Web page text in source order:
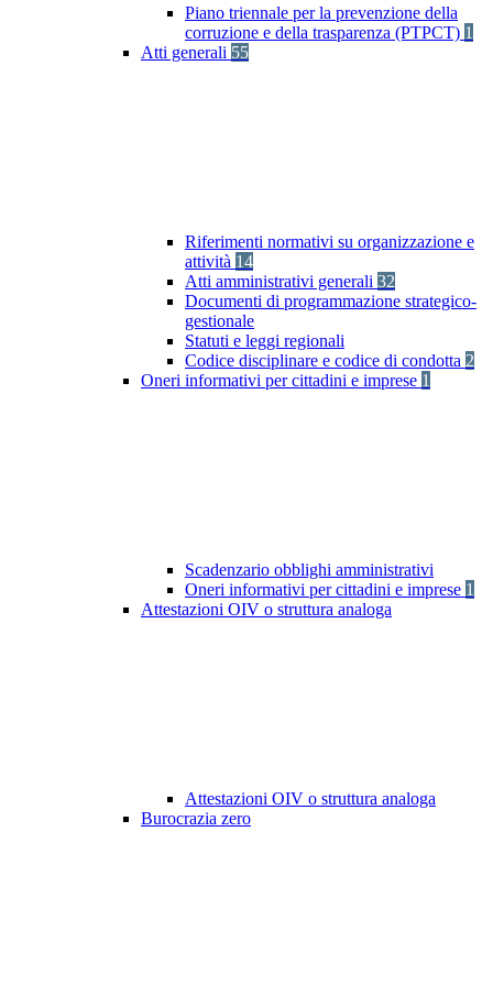
Piano triennale per la prevenzione della
corruzione e della trasparenza (PTPCT) 1
Atti generali 55
Riferimenti normativi su organizzazione e
attività 14
Atti amministrativi generali 32
Documenti di programmazione strategico-
gestionale
Statuti e leggi regionali
Codice disciplinare e codice di condotta 2
Oneri informativi per cittadini e imprese 1
Scadenzario obblighi amministrativi
Oneri informativi per cittadini e imprese 1
Attestazioni OIV o struttura analoga
Attestazioni OIV o struttura analoga
Burocrazia zero